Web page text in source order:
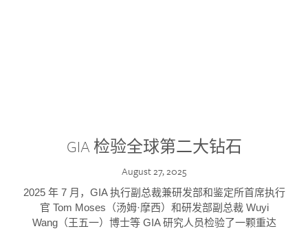
GIA 检验全球第二大钻石
August 27, 2025
2025 年 7 月，GIA 执行副总裁兼研发部和鉴定所首席执行
官 Tom Moses（汤姆·摩西）和研发部副总裁 Wuyi
Wang（王五一）博士等 GIA 研究人员检验了一颗重达